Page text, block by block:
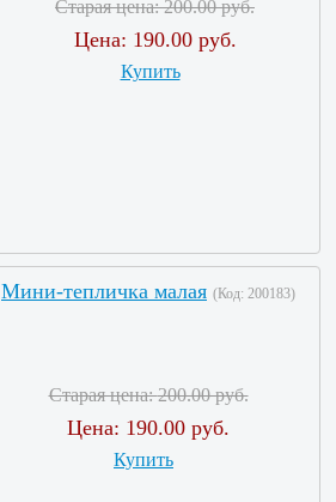
Старая цена:200.00 руб.
Цена: 190.00 руб.
Купить
Мини-тепличка малая (Код: 200183)
Старая цена:200.00 руб.
Цена: 190.00 руб.
Купить